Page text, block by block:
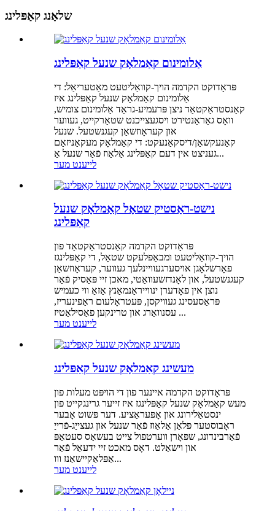
שלאַנג קאַפּלינג
אַלומינום קאַמלאָק שנעל קאַפּלינג
פּראָדוקט הקדמה הויך-קוואַליטעט מאַטעריאַל: די
אַלומינום קאַמלאָק שנעל קאַפּלינג איז
קאַנסטראַקטאַד ניצן פּרעמיע-גראַד אַלומינום צומיש,
וואָס גאַראַנטירט ויסגעצייכנט שטאַרקייט, געווער
און קעראָוזשאַן קעגנשטעל. שנעל
קאַנעקשאַן/דיסקאַנעקט: די קאַמלאָק מעקאַניזאַם
געניצט אין דעם קאַפּלינג אַלאַוז פֿאַר שנעל אַ...
לייענט מער
נישט-ראַסטיק שטאָל קאַמלאָק שנעל
קאַפּלינג
פּראָדוקט הקדמה קאַנסטראַקטאַד פון
הויך-קוואַליטעט ומבאַפלעקט שטאָל, די קאַפּלינגז
פאָרשלאָגן אויסערגעוויינלעך געווער, קעראָוזשאַן
קעגנשטעל, און לאָנדזשעוואַטי, מאכן זיי פּאַסיק פֿאַר
נוצן אין פאָדערן ינווייראַנמאַנץ אַזאַ ווי כעמיש
פּראַסעסינג געוויקסן, פּעטראָלעום ראַפינעריז,
עסנוואַרג און טרינקען פאַסילאַטיז ...
לייענט מער
מעשינג קאַמלאָק שנעל קאַפּלינג
פּראָדוקט הקדמה איינער פון די הויפּט מעלות פון
מעש קאַמלאָק שנעל קאַפּלינגז איז זייער גרינגקייט פון
ינסטאַלירונג און אָפּעראַציע. דער פּשוט אָבער
ראָבוסטער פּלאַן אַלאַוז פֿאַר שנעל און געצייַג-פֿרייַ
פֿאַרבינדונג, שפּאָרן ווערטפול צייט בעשאַס סעטאַפּ
און וישאַלט. דאָס מאכט זיי ידעאַל פֿאַר
אַפּלאַקיישאַנז ווו...
לייענט מער